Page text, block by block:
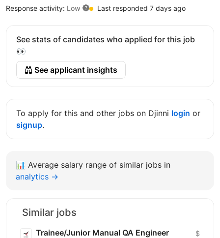
Response activity: Low Last responded 7 days ago
See stats of candidates who applied for this job
👀
See applicant insights
To apply for this and other jobs on Djinni login or
signup.
📊 Average salary range of similar jobs in
analytics →
Similar jobs
Trainee/Junior Manual QA Engineer $